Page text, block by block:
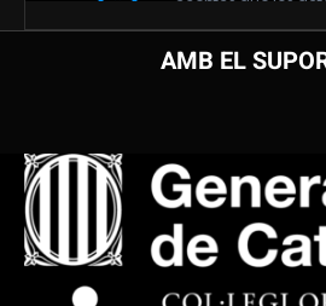
AMB EL